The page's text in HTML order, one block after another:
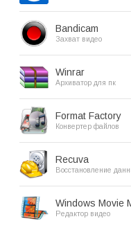
Bandicam
Захват видео
Winrar
Архиватор для пк
Format Factory
Конвертер файлов
Recuva
Восстановление
Windows Movie
Редактор видео